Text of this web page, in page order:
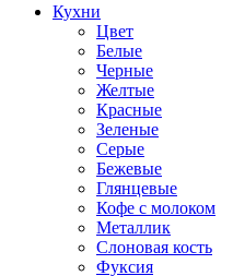
Кухни
Цвет
Белые
Черные
Желтые
Красные
Зеленые
Серые
Бежевые
Глянцевые
Кофе с молоком
Металлик
Слоновая кость
Фуксия